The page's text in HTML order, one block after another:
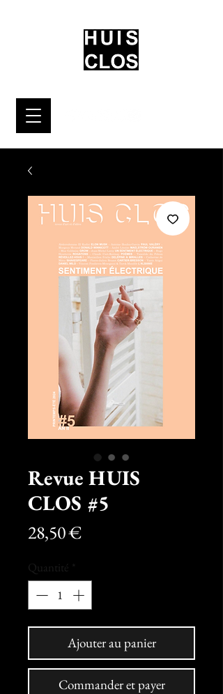
Revue HUIS
CLOS #5
28,50 €Prix
Quantité *
Ajouter au panier
Commander et payer